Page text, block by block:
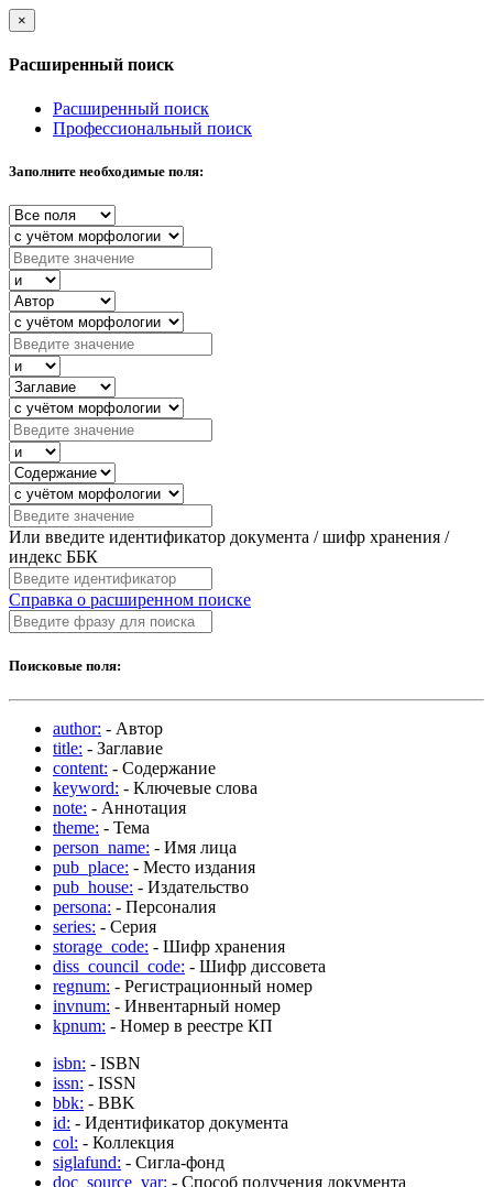
×
Расширенный поиск
Расширенный поиск
Профессиональный поиск
Заполните необходимые поля:
Или введите идентификатор документа / шифр хранения /
индекс ББК
Справка о расширенном поиске
Поисковые поля:
author: - Автор
title: - Заглавие
content: - Содержание
keyword: - Ключевые слова
note: - Аннотация
theme: - Тема
person_name: - Имя лица
pub_place: - Место издания
pub_house: - Издательство
persona: - Персоналия
series: - Серия
storage_code: - Шифр хранения
diss_council_code: - Шифр диссовета
regnum: - Регистрационный номер
invnum: - Инвентарный номер
kpnum: - Номер в реестре КП
isbn: - ISBN
issn: - ISSN
bbk: - BBK
id: - Идентификатор документа
col: - Коллекция
siglafund: - Сигла-фонд
doc_source_var: - Способ получения документа